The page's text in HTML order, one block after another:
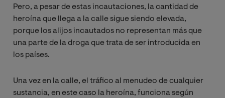
Pero, a pesar de estas incautaciones, la cantidad de
heroína que llega a la calle sigue siendo elevada,
porque los alijos incautados no representan más que
una parte de la droga que trata de ser introducida en
los países.
Una vez en la calle, el tráfico al menudeo de cualquier
sustancia, en este caso la heroína, funciona según